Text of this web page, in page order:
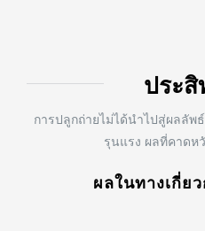
ประ
การปลูกถ่ายไม่ได้นำไปสู่ผลลัพ
รุนแรง ผลที่คาดห
ผลในทางเกี่ย